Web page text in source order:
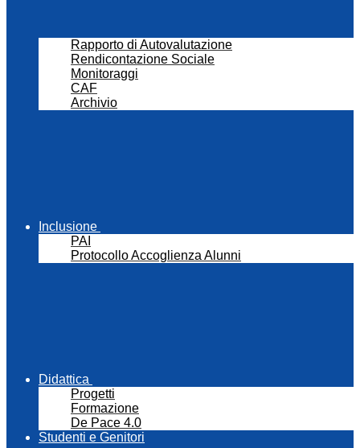
Rapporto di Autovalutazione
Rendicontazione Sociale
Monitoraggi
CAF
Archivio
Inclusione
PAI
Protocollo Accoglienza Alunni
Didattica
Progetti
Formazione
De Pace 4.0
Studenti e Genitori